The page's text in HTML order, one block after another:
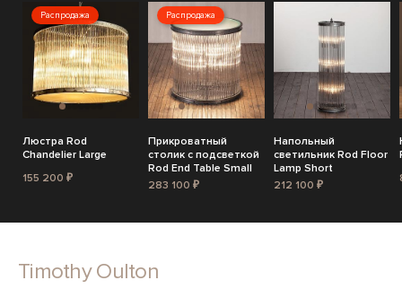
Распродажа
Люстра Rod
Chandelier Large
155 200 ₽
Распродажа
Прикроватный
столик с подсветкой
Rod End Table Small
283 100 ₽
Напольный
светильник Rod Floor
Lamp Short
212 100 ₽
Timothy Oulton